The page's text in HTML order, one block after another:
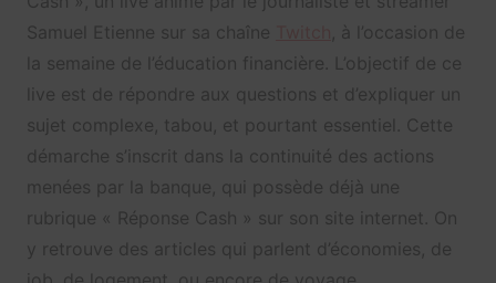
Samuel Etienne sur sa chaîne
, à l’occasion de
la semaine de l’éducation financière. L’objectif de ce
live est de répondre aux questions et d’expliquer un
sujet complexe, tabou, et pourtant essentiel. Cette
démarche s’inscrit dans la continuité des actions
menées par la banque, qui possède déjà une
rubrique « Réponse Cash » sur son site internet. On
y retrouve des articles qui parlent d’économies, de